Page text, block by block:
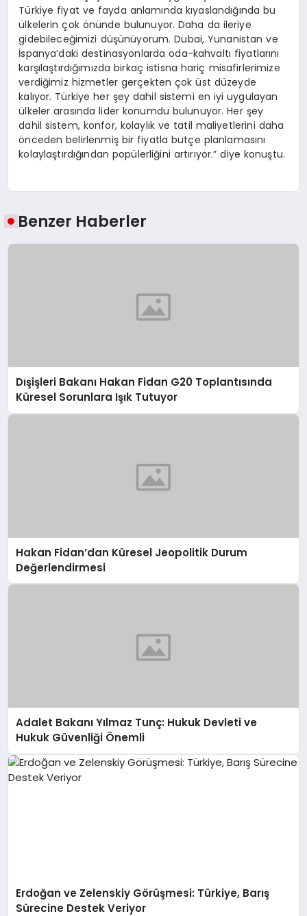
Türkiye fiyat ve fayda anlamında kıyaslandığında bu
ülkelerin çok önünde bulunuyor. Daha da ileriye
gidebileceğimizi düşünüyorum. Dubai, Yunanistan ve
İspanya’daki destinasyonlarda oda-kahvaltı fiyatlarını
karşılaştırdığımızda birkaç istisna hariç misafirlerimize
verdiğimiz hizmetler gerçekten çok üst düzeyde
kalıyor. Türkiye her şey dahil sistemi en iyi uygulayan
ülkeler arasında lider konumdu bulunuyor. Her şey
dahil sistem, konfor, kolaylık ve tatil maliyetlerini daha
önceden belirlenmiş bir fiyatla bütçe planlamasını
kolaylaştırdığından popülerliğini artırıyor.” diye konuştu.
Benzer Haberler
Dışişleri Bakanı Hakan Fidan G20 Toplantısında
Küresel Sorunlara Işık Tutuyor
Hakan Fidan’dan Küresel Jeopolitik Durum
Değerlendirmesi
Adalet Bakanı Yılmaz Tunç: Hukuk Devleti ve
Hukuk Güvenliği Önemli
Erdoğan ve Zelenskiy Görüşmesi: Türkiye, Barış
Sürecine Destek Veriyor